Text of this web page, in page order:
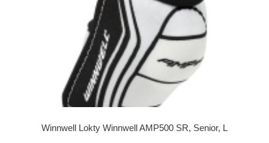
Winnwell Lokty Winnwell AMP500 SR, Senior, L